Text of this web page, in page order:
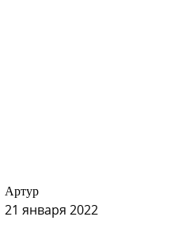
C06 - Greyish Brown
Артур
21 января 2022